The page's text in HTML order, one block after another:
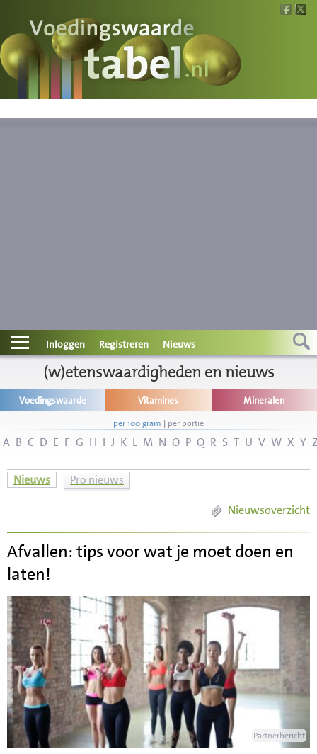
Voedingswaarde
Wat is wat?
Contact
Informatie
Disclaimer
Inloggen Registreren Nieuws
(w)etenswaardigheden en nieuws
Voedingswaarde Vitamines Mineralen
per 100 gram | per portie
A B C D E F G H I J K L M N O P Q R S T U V W X Y
Nieuws Pro nieuws
Nieuwsoverzicht
Afvallen: tips voor wat je moet doen en
laten!
Partnerbericht